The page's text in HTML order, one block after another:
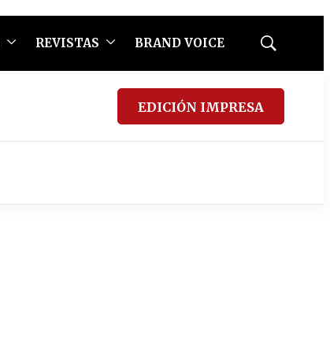
REVISTAS BRAND VOICE
Mostrar
EDICIÓN IMPRESA